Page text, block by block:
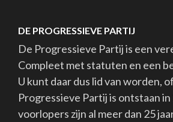
DE PROGRESSIEVE PARTIJ
De Progressieve Partij is een
Compleet met statuten en een
U kunt daar dus lid van worden,
Progressieve Partij is ontstaan in
voorlopers zijn al meer dan 25